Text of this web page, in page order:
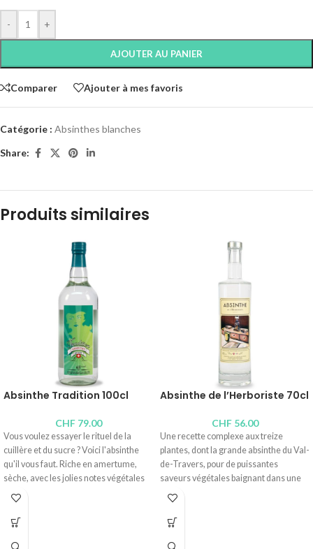
- +
AJOUTER AU PANIER
Comparer Ajouter à mes favoris
Catégorie : Absinthes blanches
Share:
Produits similaires
Absinthe Tradition 100cl
CHF79.00
Vous voulez essayer le rituel de la
cuillère et du sucre ? Voici l'absinthe
qu'il vous faut. Riche en amertume,
sèche, avec les jolies notes végétales
des plantes de la région.
Teneur en alcool : 65°
Contenus disponibles : 100cl,
Absinthe de l’Herboriste 70cl
CHF56.00
Une recette complexe aux treize
plantes, dont la grande absinthe du Val-
de-Travers, pour de puissantes
saveurs végétales baignant dans une
agréable douceur.
& P.A. Virgilio
Teneur en alcool : 53°